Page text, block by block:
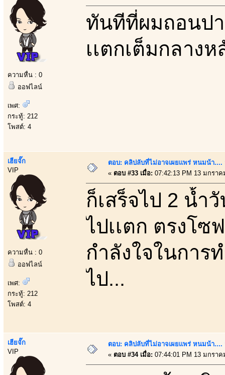
ความหื่น : 0
ออฟไลน์
เพศ:
กระทู้: 212
โพสต์: 4
ทันทีที่ผมถอนป
เเตกเต็มกลาง
เฮียจั๊ก
VIP
ความหื่น : 0
ออฟไลน์
เพศ:
กระทู้: 212
โพสต์: 4
ตอบ: คลิปลับที่ไม่อาจเผยเเพร่ หนมน้า
« ตอบ #33 เมื่อ: 07:42:13 PM 13 มกราค
ก็เสร็จไป 2 น้ำ
ไปเเตก ตรงโซ
กำลังใจในการ
ไป...
เฮียจั๊ก
VIP
ตอบ: คลิปลับที่ไม่อาจเผยเเพร่ หนมน้า
« ตอบ #34 เมื่อ: 07:44:01 PM 13 มกราค